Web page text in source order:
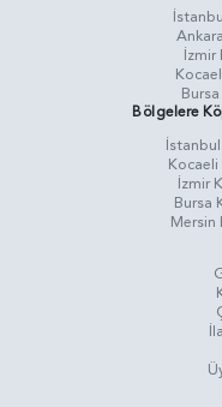
İzmir
Bölgelere
İzmir
Bursa
Mersin